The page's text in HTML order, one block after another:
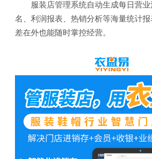
服装店管理系统自动生成每日营
名、利润报表、热销分析等海量统计
差在外也能随时掌控经营。